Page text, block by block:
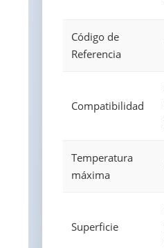
Código de
Referencia
Compatibilidad
Temperatura
máxima
Superficie